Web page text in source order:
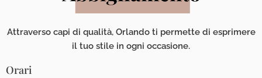
Attraverso capi di qualità, Orlando ti permette di esprimere
il tuo stile in ogni occasione.
Orari